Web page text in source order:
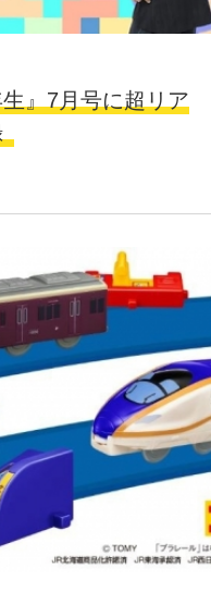
』7月号に超リア